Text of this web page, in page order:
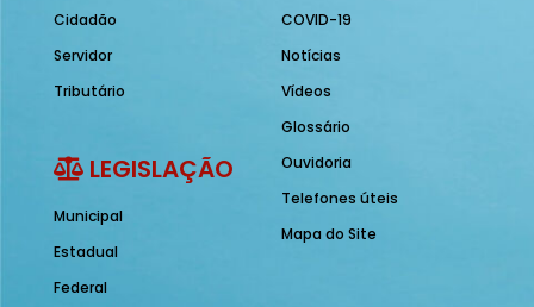
Cidadão
Servidor
Tributário
LEGISLAÇÃO
Municipal
Estadual
Federal
COVID-19
Notícias
Vídeos
Glossário
Ouvidoria
Telefones úteis
Mapa do Site